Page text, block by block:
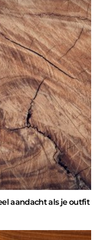
aandacht als je outfit